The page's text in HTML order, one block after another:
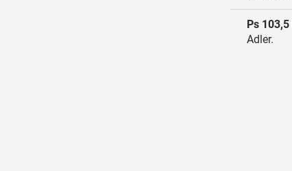
Ps 103,5
Adler.